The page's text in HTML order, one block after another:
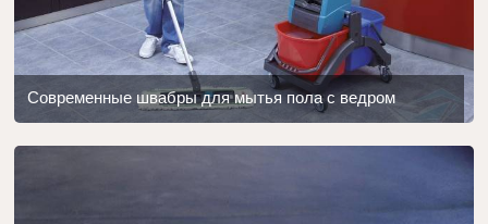
Современные швабры для мытья пола с ведром